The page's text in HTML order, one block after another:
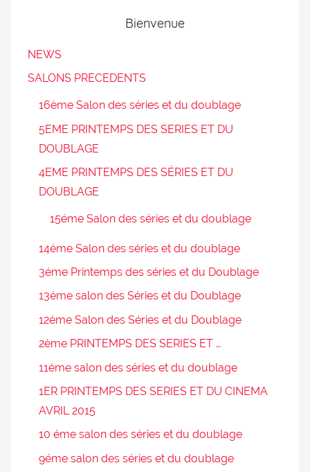
Bienvenue
NEWS
SALONS PRECEDENTS
16ème Salon des séries et du doublage
5EME PRINTEMPS DES SERIES ET DU
DOUBLAGE
4EME PRINTEMPS DES SÉRIES ET DU
DOUBLAGE
15éme Salon des séries et du doublage
14éme Salon des séries et du doublage
3éme Printemps des séries et du Doublage
13éme salon des Séries et du Doublage
12éme Salon des Séries et du Doublage
2ème PRINTEMPS DES SERIES ET …
11éme salon des séries et du doublage
1ER PRINTEMPS DES SERIES ET DU CINEMA
AVRIL 2015
10 éme salon des séries et du doublage
9éme salon des séries et du doublage